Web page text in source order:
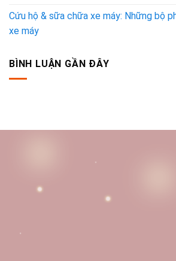
Cứu hộ & sữa chữa xe máy: Những bộ
xe máy
BÌNH LUẬN GẦN ĐÂY